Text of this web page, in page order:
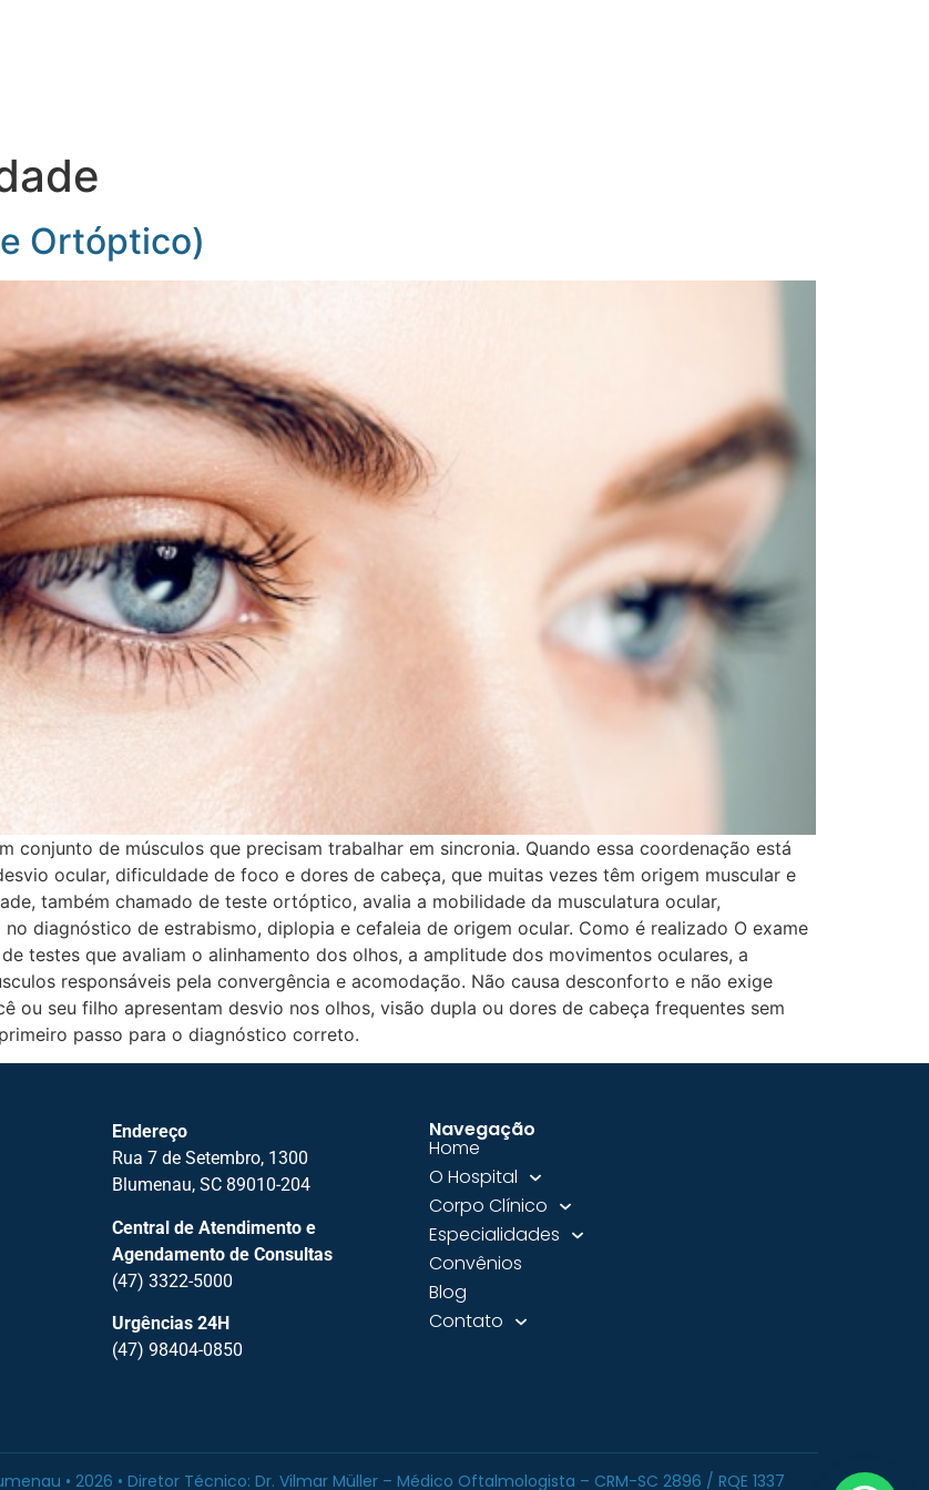
Ortóptico)
conjunto de músculos que precisam trabalhar em sincronia. Quando essa coordenação está
ocular, dificuldade de foco e dores de cabeça, que muitas vezes têm origem muscular e
também chamado de teste ortóptico, avalia a mobilidade da musculatura ocular,
diagnóstico de estrabismo, diplopia e cefaleia de origem ocular. Como é realizado O exame
testes que avaliam o alinhamento dos olhos, a amplitude dos movimentos oculares, a
responsáveis pela convergência e acomodação. Não causa desconforto e não exige
ou seu filho apresentam desvio nos olhos, visão dupla ou dores de cabeça frequentes sem
passo para o diagnóstico correto.
Endereço
Rua 7 de Setembro, 1300
Blumenau, SC 89010-204
Central de Atendimento e
Agendamento de Consultas
(47) 3322-5000
Urgências 24H
(47) 98404-0850
Navegação
Home
O Hospital
Corpo Clínico
Especialidades
Convênios
Blog
Contato
• 2026 • Diretor Técnico: Dr. Vilmar Müller – Médico Oftalmologista – CRM-SC 2896 / RQE 1337